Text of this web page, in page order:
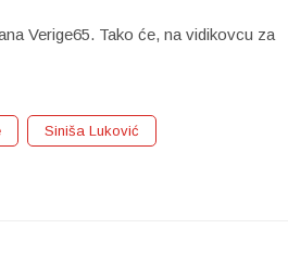
Verige65. Tako će, na vidikovcu za
Siniša Luković